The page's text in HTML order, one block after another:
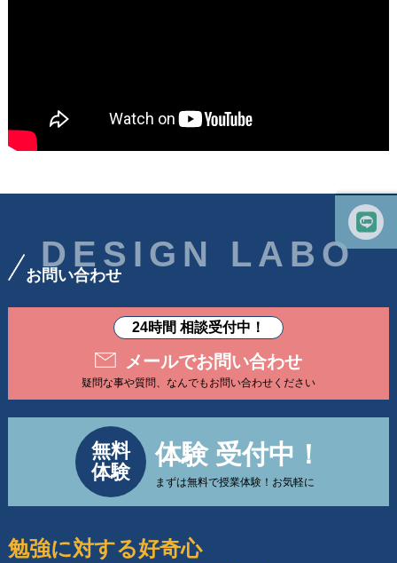
お問い合わせ
DESIGN LABO
24時間 相談受付中！
メールでお問い合わせ
疑問な事や質問、なんでもお問い合わせください
無料
体験
体験 受付中！
まずは無料で授業体験！お気軽に
勉強に対する好奇心